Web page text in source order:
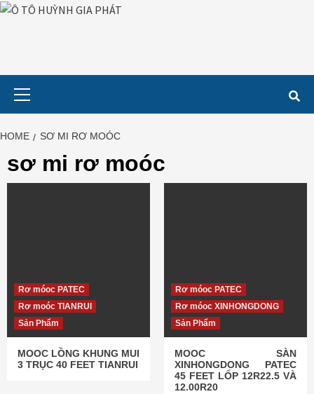
HOME SƠ MI RƠ MOÓC
sơ mi rơ moóc
Rơ móoc PATEC
Rơ moóc TIANRUI
Sản Phẩm
MOOC LỒNG KHUNG MUI
3 TRỤC 40 FEET TIANRUI
Rơ móoc PATEC
Rơ móoc XINHONGDONG
Sản Phẩm
MOOC SÀN
XINHONGDONG PATEC
45 FEET LỐP 12R22.5 VÀ
12.00R20